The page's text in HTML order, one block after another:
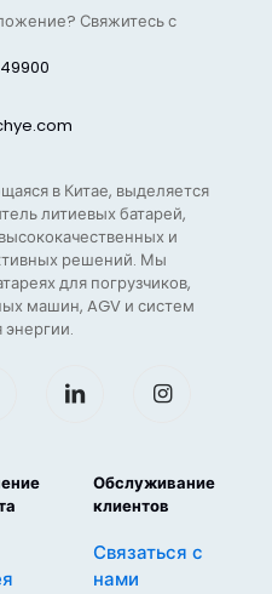
Свяжитесь с
в Китае, выделяется
литиевых батарей,
и
решений. Мы
для погрузчиков,
машин, AGV и систем
энергии.
Обслуживание
клиентов
Связаться с
нами